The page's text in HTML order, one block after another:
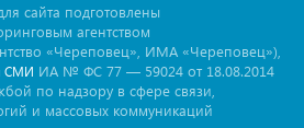
сайта подготовлены
агентством
«Череповец», ИМА «Череповец»),
СМИ ИА № ФС 77 — 59024 от 18.08.2014
по надзору в сфере связи,
и массовых коммуникаций